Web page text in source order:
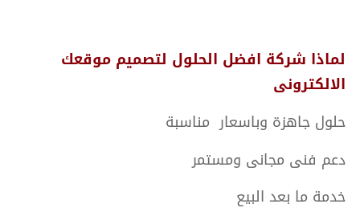
لماذا شركة افضل الحلول لتصميم موقعك
الالكترونى
حلول جاهزة وباسعار مناسبة
دعم فنى مجانى ومستمر
خدمة ما بعد البيع